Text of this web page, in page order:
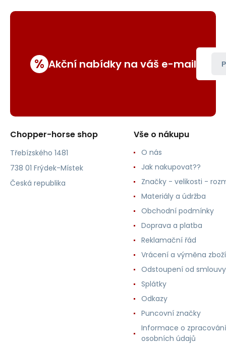
% Akční nabídky na váš e-mail
Chopper-horse shop
Třebízského 1481
738 01 Frýdek-Místek
Česká republika
Vše o nákupu
O nás
Jak nakupovat??
Značky - velikosti -
Materiály a údržba
Obchodní podmínky
Doprava a platba
Reklamační řád
Vrácení a výměna zboží
Odstoupení od smlouvy
Splátky
Odkazy
Puncovní značky
Informace o zpracování
osobních údajů